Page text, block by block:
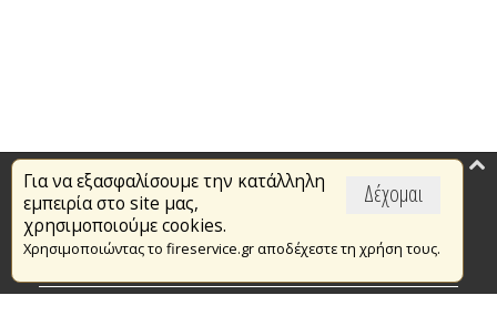
Δέχομαι
Για να εξασφαλίσουμε την κατάλληλη
εμπειρία στο site μας,
χρησιμοποιούμε cookies.
Χρησιμοποιώντας το fireservice.gr αποδέχεστε τη χρήση τους.
Επικαιρότητα
Το Πυροσβεστικό Σώμα